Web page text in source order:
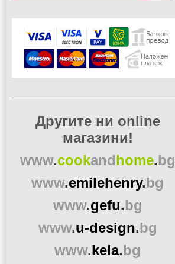
Другите ни online
магазини!
www.cookandhome.bg
www.emilehenry.bg
www.gefu.bg
www.u-design.bg
www.kela.bg